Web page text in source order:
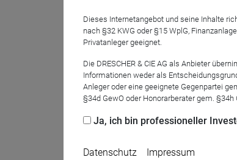
Dieses Internetangebot und seine Inhalte
nach §32 KWG oder §15 WplG,
Privatanleger geeignet.
Die DRESCHER & CIE AG als Anbieter
Informationen weder als
Anleger oder eine geeignete Gegenpartei
§34d GewO oder Honorarberater gem. §34h
Ja, ich bin professioneller
Datenschutz Impressum